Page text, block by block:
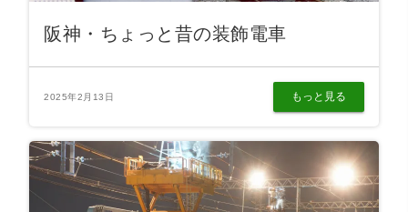
阪神・ちょっと昔の装飾電車
2025年2月13日 もっと見る